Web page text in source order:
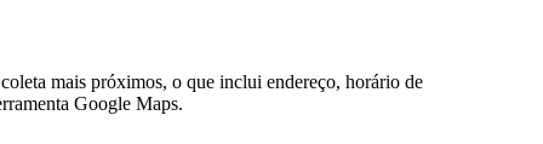
mais próximos, o que inclui endereço, horário de
Google Maps.